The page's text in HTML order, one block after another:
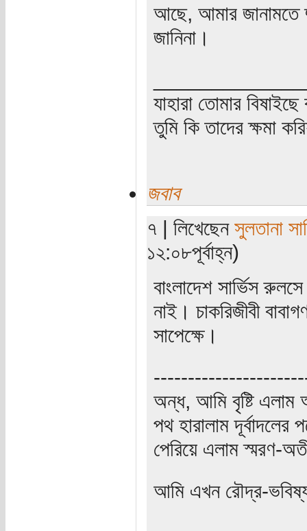
আছে, আমার জানামতে
জানিনা।
যাহারা তোমার
তুমি কি তাদের ক্ষমা
জবাব
৭ | লিখেছেন সুলতানা
১২:০৮পূর্বাহ্ন)
বাংলাদেশ সার্ভিস
নাই। চাকরিজীবী
সাপেক্ষে।
অন্ধ, আমি বৃষ্টি
পথ হারালাম দূর্বাদলের
পেরিয়ে এলাম স্মরণ-
আমি এখন রৌদ্র-